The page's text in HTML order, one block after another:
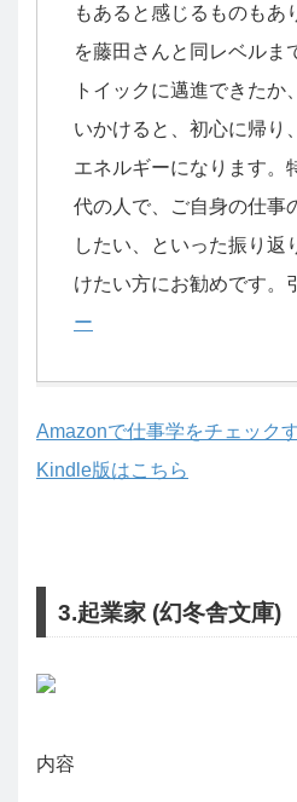
もあると感じるものもあ
を藤田さんと同レベルま
トイックに邁進できたか
いかけると、初心に帰り
エネルギーになります。
代の人で、ご自身の仕事
したい、といった振り返
けたい方にお勧めです。
ー
Amazonで仕事学をチェック
Kindle版はこちら
3.起業家 (幻冬舎文庫)
内容